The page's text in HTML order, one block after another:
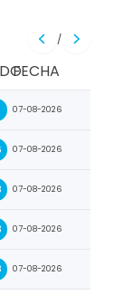
/
FECHA
07-08-2026
07-08-2026
07-08-2026
07-08-2026
07-08-2026